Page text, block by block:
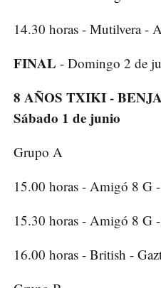
14.30 horas - Mutilvera -
FINAL - Domingo 2 de
8 AÑOS TXIKI -
Sábado 1 de junio
Grupo A
15.00 horas - Amigó 8 G
15.30 horas - Amigó 8 G
16.00 horas - British -